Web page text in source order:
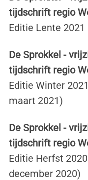
tijdschrift regio
Editie Lente
De Sprokkel -
tijdschrift regio
Editie Winter
maart 2021)
De Sprokkel -
tijdschrift regio
Editie Herfst
december 2020)